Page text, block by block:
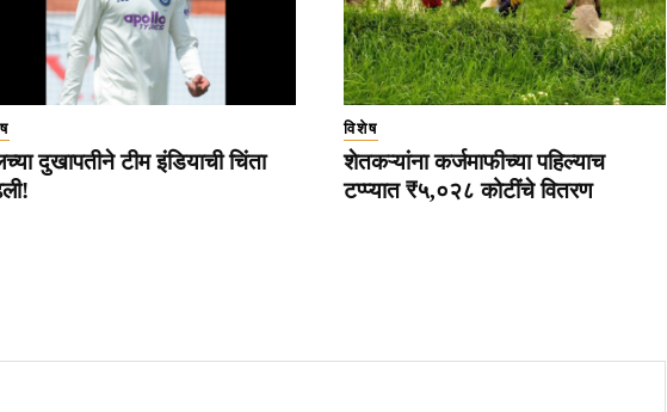
दुखापतीने टीम इंडियाची चिंता
विशेष
शेतकऱ्यांना कर्जमाफीच्या पहिल्याच
टप्प्यात ₹५,०२८ कोटींचे वितरण